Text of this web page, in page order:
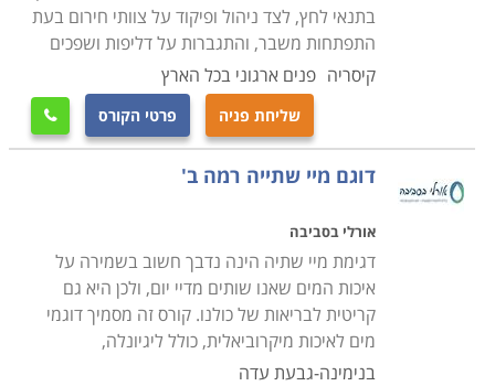
בתנאי לחץ, לצד ניהול ופיקוד על צוותי חירום בעת
התפתחות משבר, והתגברות על דליפות ושפכים
קיסריה פנים ארגוני בכל הארץ
שליחת פניה פרטי הקורס 
דוגם מיי שתייה רמה ב'
אורלי בסביבה
דגימת מיי שתיה הינה נדבך חשוב בשמירה על
איכות המים שאנו שותים מדיי יום, ולכן היא גם
קריטית לבריאות של כולנו. קורס זה מסמיך דוגמי
מים לאיכות מיקרוביאלית, כולל ליגיונלה,
בנימינה-גבעת עדה